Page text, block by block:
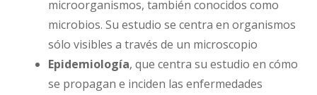
microorganismos, también conocidos como
microbios. Su estudio se centra en organismos
sólo visibles a través de un microscopio
Epidemiología, que centra su estudio en cómo
se propagan e inciden las enfermedades